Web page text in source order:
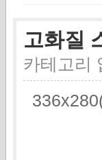
고화질
카테고리